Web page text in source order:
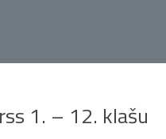
1. – 12. klašu